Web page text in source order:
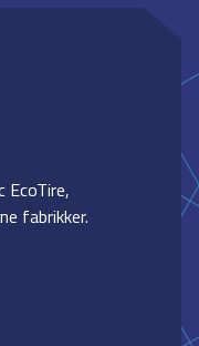
EcoTire,
fabrikker.